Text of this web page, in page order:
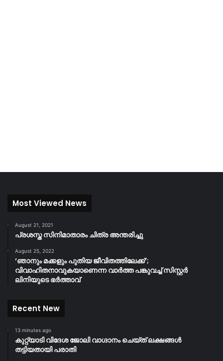
Most Viewed News
August 21, 2021
പ്രശസ്ത സിനിമാതാരം ചിത്ര അന്തരിച്ചു
August 25, 2022
‘ഞാനും മക്കളും പുതിയ ജീവിതത്തിലേക്ക്’;
വിവാഹിതനാവുകയാണെന്ന വാർത്ത പങ്കുവച്ച് സിസ്റ്റർ
ലിനിയുടെ ഭർത്താവ്
Recent New
13 minutes ago
കുറ്റ്യാടി വിദേശ ജോലി വാഗ്ദാനം ചെയ്ത് ലക്ഷങ്ങൾ
തട്ടിയതായി പരാതി